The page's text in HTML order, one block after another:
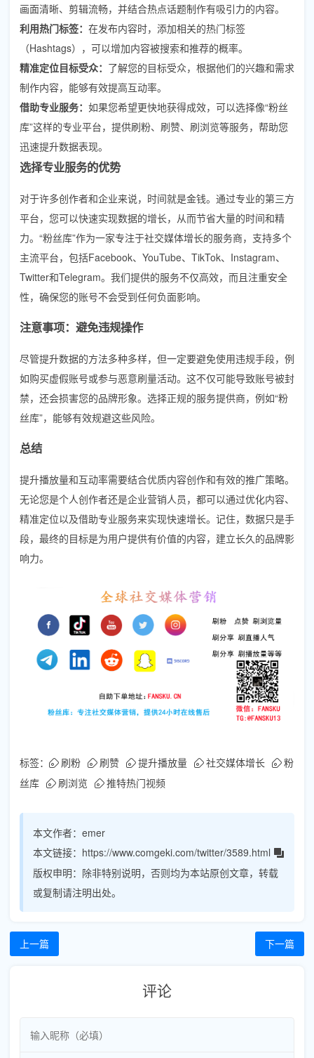
画面清晰、剪辑流畅，并结合热点话题制作有吸引力的内容。
利用热门标签： 在发布内容时，添加相关的热门标签
（Hashtags），可以增加内容被搜索和推荐的概率。
精准定位目标受众： 了解您的目标受众，根据他们的兴趣和需求
制作内容，能够有效提高互动率。
借助专业服务： 如果您希望更快地获得成效，可以选择像“粉丝
库”这样的专业平台，提供刷粉、刷赞、刷浏览等服务，帮助您
迅速提升数据表现。
选择专业服务的优势
对于许多创作者和企业来说，时间就是金钱。通过专业的第三方
平台，您可以快速实现数据的增长，从而节省大量的时间和精
力。“粉丝库”作为一家专注于社交媒体增长的服务商，支持多个
主流平台，包括Facebook、YouTube、TikTok、Instagram、
Twitter和Telegram。我们提供的服务不仅高效，而且注重安全
性，确保您的账号不会受到任何负面影响。
注意事项：避免违规操作
尽管提升数据的方法多种多样，但一定要避免使用违规手段，例
如购买虚假账号或参与恶意刷量活动。这不仅可能导致账号被封
禁，还会损害您的品牌形象。选择正规的服务提供商，例如“粉
丝库”，能够有效规避这些风险。
总结
提升播放量和互动率需要结合优质内容创作和有效的推广策略。
无论您是个人创作者还是企业营销人员，都可以通过优化内容、
精准定位以及借助专业服务来实现快速增长。记住，数据只是手
段，最终的目标是为用户提供有价值的内容，建立长久的品牌影
响力。
标签： 刷粉 刷赞 提升播放量 社交媒体增长
粉
丝库
刷浏览 推特热门视频
本文作者： emer
本文链接： https://www.comgeki.com/twitter/3589.html
版权申明： 除非特别说明，否则均为本站原创文章，转载
或复制请注明出处。
上一篇 下一篇
评论